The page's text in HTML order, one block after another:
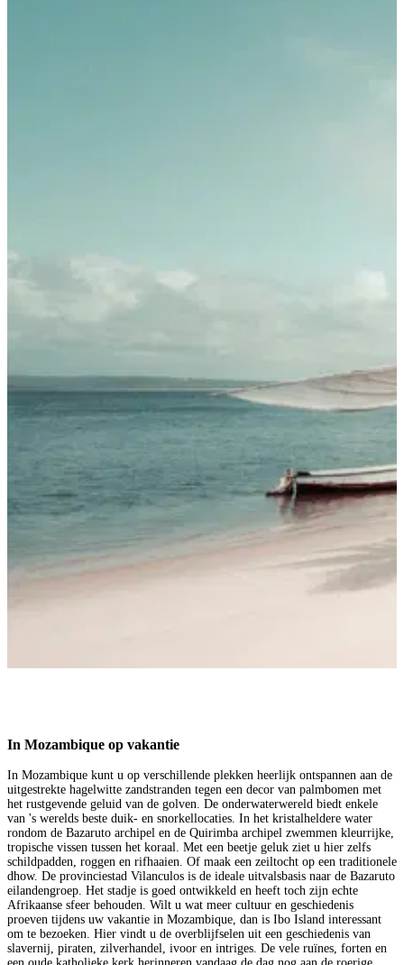
In Mozambique op vakantie
In Mozambique kunt u op verschillende plekken heerlijk ontspannen aan de
uitgestrekte hagelwitte zandstranden tegen een decor van palmbomen met
het rustgevende geluid van de golven. De onderwaterwereld biedt enkele
van 's werelds beste duik- en snorkellocaties. In het kristalheldere water
rondom de Bazaruto archipel en de Quirimba archipel zwemmen kleurrijke,
tropische vissen tussen het koraal. Met een beetje geluk ziet u hier zelfs
schildpadden, roggen en rifhaaien. Of maak een zeiltocht op een traditionele
dhow. De provinciestad Vilanculos is de ideale uitvalsbasis naar de Bazaruto
eilandengroep. Het stadje is goed ontwikkeld en heeft toch zijn echte
Afrikaanse sfeer behouden. Wilt u wat meer cultuur en geschiedenis
proeven tijdens uw vakantie in Mozambique, dan is Ibo Island interessant
om te bezoeken. Hier vindt u de overblijfselen uit een geschiedenis van
slavernij, piraten, zilverhandel, ivoor en intriges. De vele ruïnes, forten en